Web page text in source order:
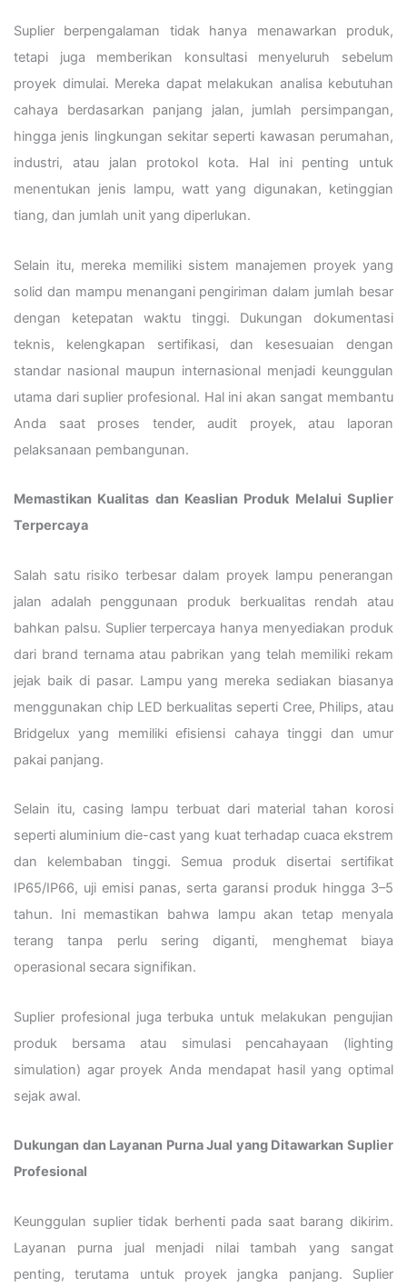
Suplier berpengalaman tidak hanya menawarkan produk,
tetapi juga memberikan konsultasi menyeluruh sebelum
proyek dimulai. Mereka dapat melakukan analisa kebutuhan
cahaya berdasarkan panjang jalan, jumlah persimpangan,
hingga jenis lingkungan sekitar seperti kawasan perumahan,
industri, atau jalan protokol kota. Hal ini penting untuk
menentukan jenis lampu, watt yang digunakan, ketinggian
tiang, dan jumlah unit yang diperlukan.
Selain itu, mereka memiliki sistem manajemen proyek yang
solid dan mampu menangani pengiriman dalam jumlah besar
dengan ketepatan waktu tinggi. Dukungan dokumentasi
teknis, kelengkapan sertifikasi, dan kesesuaian dengan
standar nasional maupun internasional menjadi keunggulan
utama dari suplier profesional. Hal ini akan sangat membantu
Anda saat proses tender, audit proyek, atau laporan
pelaksanaan pembangunan.
Memastikan Kualitas dan Keaslian Produk Melalui Suplier
Terpercaya
Salah satu risiko terbesar dalam proyek lampu penerangan
jalan adalah penggunaan produk berkualitas rendah atau
bahkan palsu. Suplier terpercaya hanya menyediakan produk
dari brand ternama atau pabrikan yang telah memiliki rekam
jejak baik di pasar. Lampu yang mereka sediakan biasanya
menggunakan chip LED berkualitas seperti Cree, Philips, atau
Bridgelux yang memiliki efisiensi cahaya tinggi dan umur
pakai panjang.
Selain itu, casing lampu terbuat dari material tahan korosi
seperti aluminium die-cast yang kuat terhadap cuaca ekstrem
dan kelembaban tinggi. Semua produk disertai sertifikat
IP65/IP66, uji emisi panas, serta garansi produk hingga 3–5
tahun. Ini memastikan bahwa lampu akan tetap menyala
terang tanpa perlu sering diganti, menghemat biaya
operasional secara signifikan.
Suplier profesional juga terbuka untuk melakukan pengujian
produk bersama atau simulasi pencahayaan (lighting
simulation) agar proyek Anda mendapat hasil yang optimal
sejak awal.
Dukungan dan Layanan Purna Jual yang Ditawarkan Suplier
Profesional
Keunggulan suplier tidak berhenti pada saat barang dikirim.
Layanan purna jual menjadi nilai tambah yang sangat
penting, terutama untuk proyek jangka panjang. Suplier